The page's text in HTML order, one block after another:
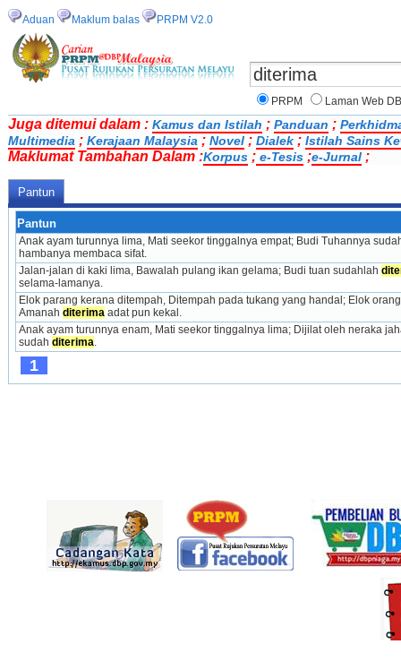
Aduan Maklum balas PRPM V2.0
PRPM Laman Web
Juga ditemui dalam : Kamus dan Istilah ; Panduan ;
Multimedia ; Kerajaan Malaysia ; Novel ; Dialek ; Istilah Sains
Maklumat Tambahan Dalam :Korpus ; e-Tesis ;e-Jurnal ;
Pantun
Pantun
Anak ayam turunnya lima, Mati seekor tinggalnya empat; Budi Tuhannya
hambanya membaca sifat.
Jalan-jalan di kaki lima, Bawalah pulang ikan gelama; Budi tuan sudahlah
selama-lamanya.
Elok parang kerana ditempah, Ditempah pada tukang yang handal; Elok
Amanah diterima adat pun kekal.
Anak ayam turunnya enam, Mati seekor tinggalnya lima; Dijilat oleh neraka
sudah diterima.
1